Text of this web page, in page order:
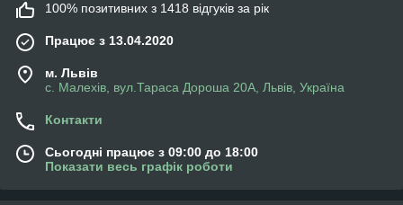
100% позитивних з 1418 відгуків за рік
Працює з 13.04.2020
м. Львів
с. Малехів, вул.Тараса Дороша 20А, Львів, Україна
Контакти
Сьогодні працює з 09:00 до 18:00
Показати весь графік роботи